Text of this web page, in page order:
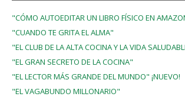
"CÓMO AUTOEDITAR UN LIBRO FÍSICO EN
"CUANDO TE GRITA EL ALMA"
"EL CLUB DE LA ALTA COCINA Y LA VIDA
"EL GRAN SECRETO DE LA COCINA"
"EL LECTOR MÁS GRANDE DEL MUNDO" ¡NUEVO!
"EL VAGABUNDO MILLONARIO"